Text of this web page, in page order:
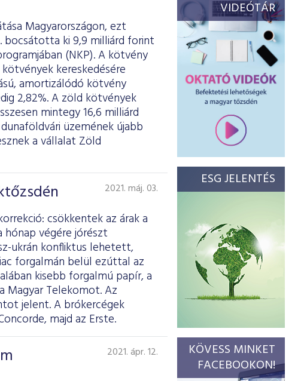
Magyarországon, ezt
bocsátotta ki 9,9 milliárd forint
(NKP). A kötvény
kereskedésére
amortizálódó kötvény
2,82%. A zöld kötvények
mintegy 16,6 milliárd
üzemének újabb
a vállalat Zöld
2021. máj. 03.
csökkentek az árak a
hónap végére jórészt
ukrán konfliktus lehetett,
forgalmán belül ezúttal az
kisebb forgalmú papír, a
Magyar Telekomot. Az
jelent. A brókercégek
majd az Erste.
2021. ápr. 12.
VIDEÓTÁR
ESG JELENTÉS
KÖVESS MINKET
FACEBOOKON!